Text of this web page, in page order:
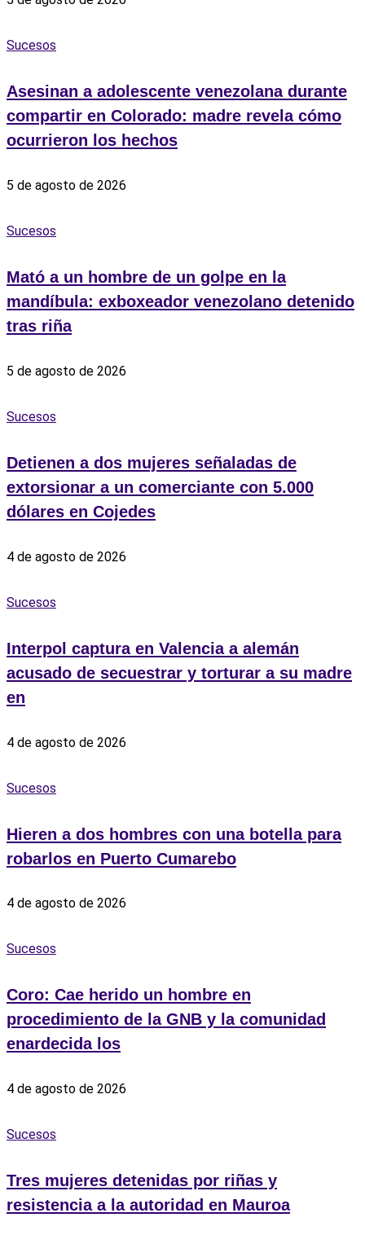
Sucesos
Asesinan a adolescente venezolana durante
compartir en Colorado: madre revela cómo
ocurrieron los hechos
5 de agosto de 2026
Sucesos
Mató a un hombre de un golpe en la
mandíbula: exboxeador venezolano detenido
tras riña
5 de agosto de 2026
Sucesos
Detienen a dos mujeres señaladas de
extorsionar a un comerciante con 5.000
dólares en Cojedes
4 de agosto de 2026
Sucesos
Interpol captura en Valencia a alemán
acusado de secuestrar y torturar a su madre
en
4 de agosto de 2026
Sucesos
Hieren a dos hombres con una botella para
robarlos en Puerto Cumarebo
4 de agosto de 2026
Sucesos
Coro: Cae herido un hombre en
procedimiento de la GNB y la comunidad
enardecida los
4 de agosto de 2026
Sucesos
Tres mujeres detenidas por riñas y
resistencia a la autoridad en Mauroa